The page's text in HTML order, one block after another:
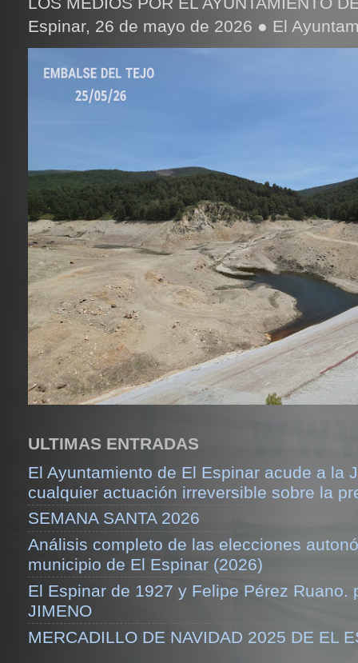
Espinar, 26 de mayo de 2026 ● El
ULTIMAS ENTRADAS
El Ayuntamiento de El Espinar acude a la
cualquier actuación irreversible sobre la
SEMANA SANTA 2026
Análisis completo de las elecciones
municipio de El Espinar (2026)
El Espinar de 1927 y Felipe Pérez Ruano.
JIMENO
MERCADILLO DE NAVIDAD 2025 DE EL